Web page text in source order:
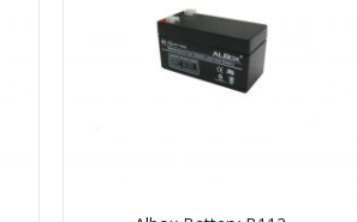
Ready Stock